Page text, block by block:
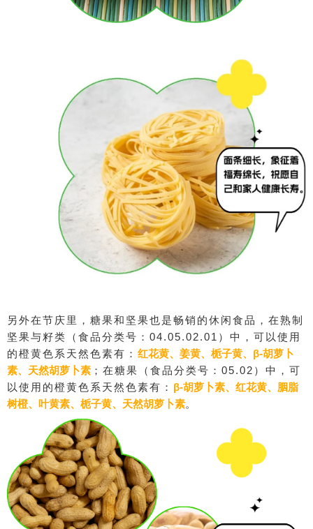
另外在节庆里，糖果和坚果也是畅销的休闲食品，在熟制
坚果与籽类（食品分类号：04.05.02.01）中，可以使用
的橙黄色系天然色素有： 红花黄、姜黄、栀子黄、β-胡萝卜
素、天然胡萝卜素 ；在糖果（食品分类号：05.02）中，可
以使用的橙黄色系天然色素有： β-胡萝卜素、红花黄、胭脂
树橙、叶黄素、栀子黄、天然胡萝卜素。